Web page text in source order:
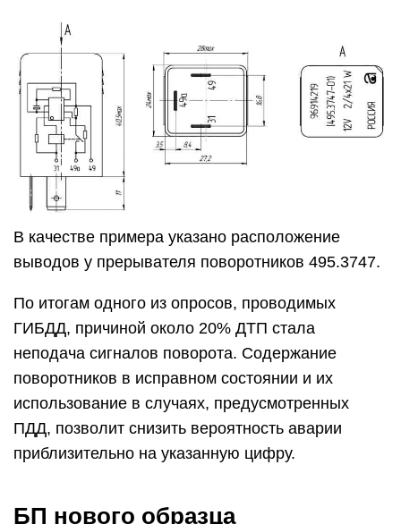
В качестве примера указано расположение
выводов у прерывателя поворотников 495.3747.
По итогам одного из опросов, проводимых
ГИБДД, причиной около 20% ДТП стала
неподача сигналов поворота. Содержание
поворотников в исправном состоянии и их
использование в случаях, предусмотренных
ПДД, позволит снизить вероятность аварии
приблизительно на указанную цифру.
БП нового образца